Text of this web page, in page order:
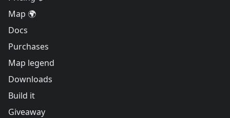
Map 🌍
Docs
Purchases
Map legend
Downloads
Build it
Giveaway